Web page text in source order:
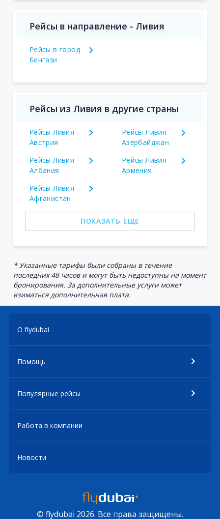
Рейсы в направление - Ливия
Рейсы в город
Бенгази
Рейсы из Ливия в другие страны
Рейсы Ливия -
Австрия
Рейсы Ливия -
Азербайджан
Рейсы Ливия -
Албания
Рейсы Ливия -
Армения
Рейсы Ливия -
Афганистан
ПОКАЗАТЬ ЕЩЕ
* Указанные тарифы были собраны в течение
последних 48 часов и могут быть недоступны на момент
бронирования. За дополнительные услуги может
взиматься дополнительная плата.
О flydubai
Помощь
Популярные рейсы
Работа в компании
Новости
© flydubai 2026. Все права защищены.